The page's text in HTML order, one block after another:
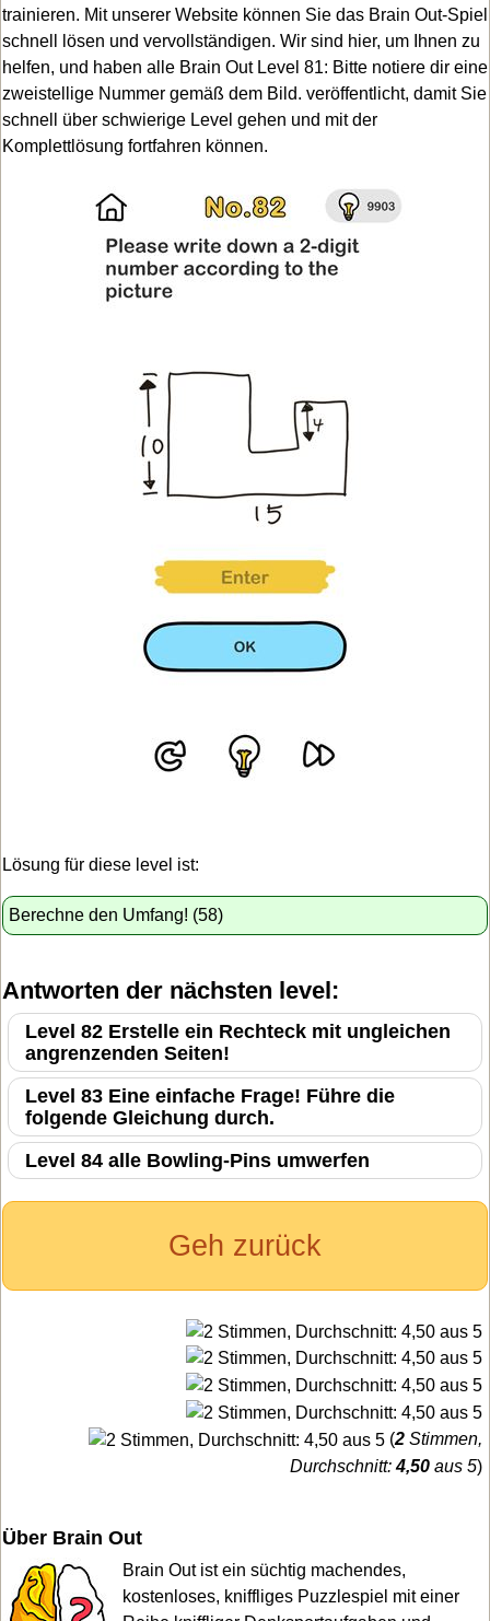
trainieren. Mit unserer Website können Sie das Brain Out-Spiel
schnell lösen und vervollständigen. Wir sind hier, um Ihnen zu
helfen, und haben alle Brain Out Level 81: Bitte notiere dir eine
zweistellige Nummer gemäß dem Bild. veröffentlicht, damit Sie
schnell über schwierige Level gehen und mit der
Komplettlösung fortfahren können.
Lösung für diese level ist:
Berechne den Umfang! (58)
Antworten der nächsten level:
Level 82 Erstelle ein Rechteck mit ungleichen
angrenzenden Seiten!
Level 83 Eine einfache Frage! Führe die
folgende Gleichung durch.
Level 84 alle Bowling-Pins umwerfen
Geh zurück
(2 Stimmen,
Durchschnitt:4,50 aus 5)
Über Brain Out
Brain Out ist ein süchtig machendes,
kostenloses, kniffliges Puzzlespiel mit einer